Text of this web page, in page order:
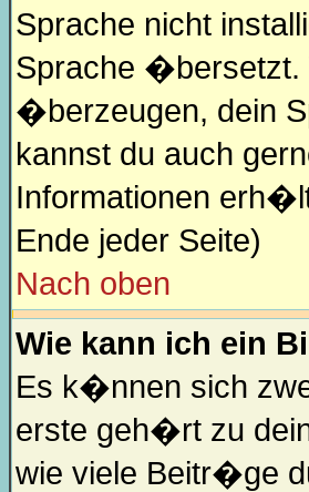
Sprache nicht
Sprache �bersetzt.
�berzeugen, dein
kannst du auch
Informationen
Ende jeder Seite)
Nach oben
Wie kann ich ein
Es k�nnen sich
erste geh�rt zu
wie viele Beitr�ge